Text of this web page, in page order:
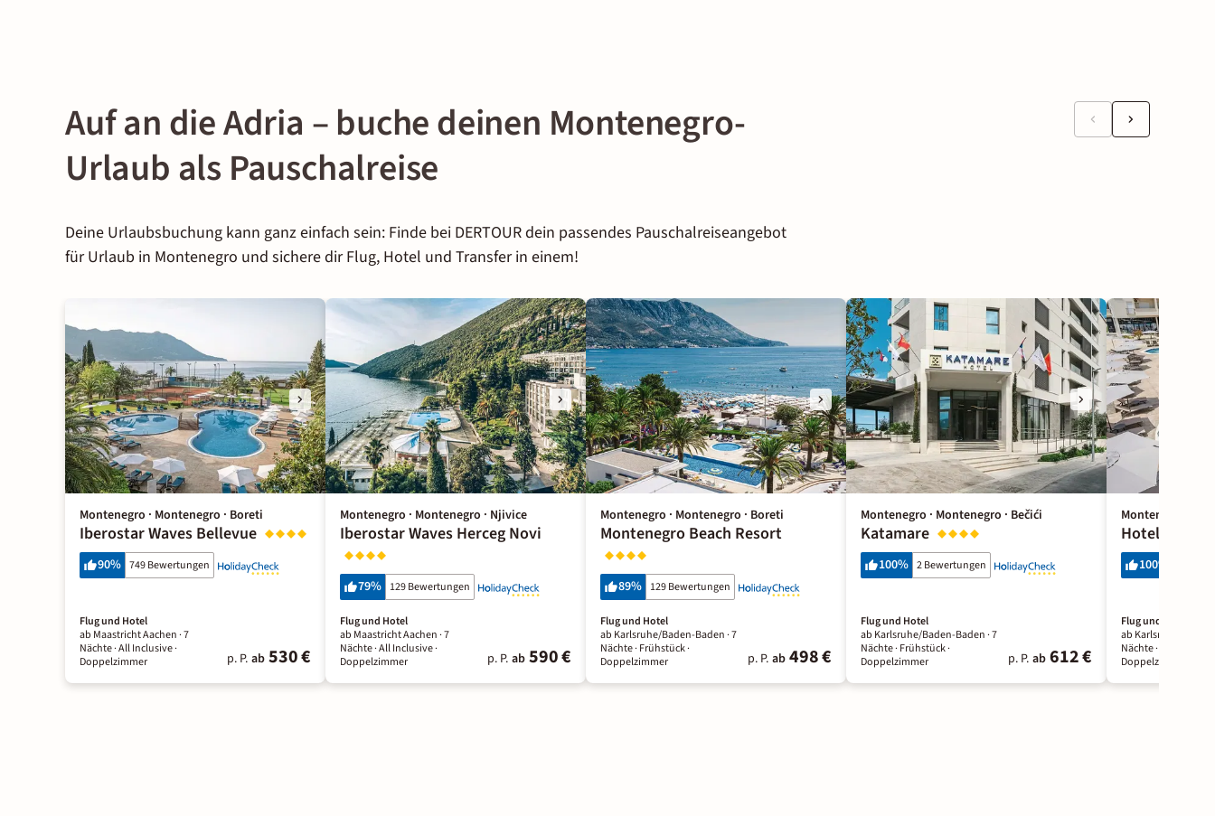
Auf an die Adria – buche deinen Montenegro-
Urlaub als Pauschalreise
Deine Urlaubsbuchung kann ganz einfach sein: Finde bei DERTOUR dein passendes Pauschalreiseangebot
für Urlaub in Montenegro und sichere dir Flug, Hotel und Transfer in einem!
Montenegro · Montenegro · Boreti
Iberostar Waves Bellevue
90% 749 Bewertungen
Flug und Hotel
ab Maastricht Aachen ·7
Nächte· All Inclusive·
Doppelzimmer
p. P. ab 530 €
Montenegro · Montenegro · Njivice
Iberostar Waves Herceg Novi
79% 129 Bewertungen
Flug und Hotel
ab Maastricht Aachen ·7
Nächte· All Inclusive·
Doppelzimmer
p. P. ab 590 €
Montenegro · Montenegro · Boreti
Montenegro Beach Resort
89% 129 Bewertungen
Flug und Hotel
ab Karlsruhe/Baden-Baden ·7
Nächte· Frühstück·
Doppelzimmer
p. P. ab 498 €
Montenegro · Montenegro · Bečići
Katamare
100% 2 Bewertungen
Flug und Hotel
ab Karlsruhe/Baden-Baden ·7
Nächte· Frühstück·
Doppelzimmer
p. P. ab 612 €
Montenegro ·
Hotel Olea
100%
Flug und Hotel
ab Karlsruhe/
Nächte· Frühstück
Doppelzimmer